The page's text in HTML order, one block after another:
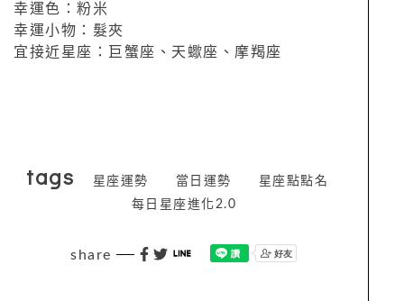
幸運色：粉米
幸運小物：髮夾
宜接近星座：巨蟹座、天蠍座、摩羯座
tags 星座運勢 當日運勢
星座點點名
每日星座進化2.0
share